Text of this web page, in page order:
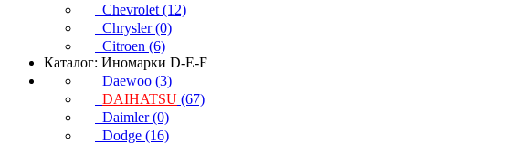
Chevrolet (12)
Chrysler (0)
Citroen (6)
Каталог: Иномарки D-E-F
Daewoo (3)
DAIHATSU (67)
Daimler (0)
Dodge (16)